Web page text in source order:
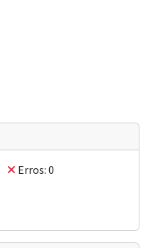
Erros: 0